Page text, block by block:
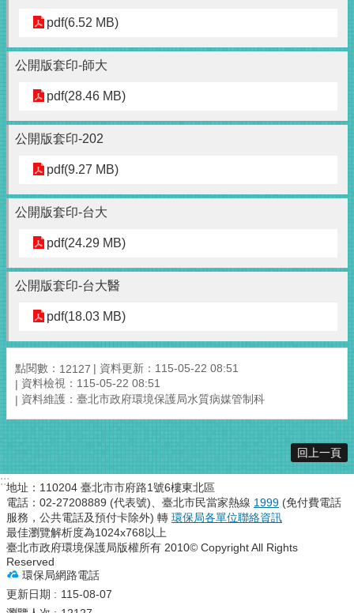
pdf(6.52 MB)
公開版套印-師大
pdf(28.46 MB)
公開版套印-202
pdf(9.27 MB)
公開版套印-台大
pdf(24.29 MB)
公開版套印-台大醫
pdf(18.03 MB)
點閱數： 12127
資料更新：115-05-22 08:51
資料檢視：115-05-22 08:51
資料維護：臺北市政府環境保護局水質病媒管制科
回上一頁
:::地址：110204 臺北市市府路1號6樓東北區
電話：02-27208889 (代表號)、臺北市民當家熱線 1999 (免付費電話
服務，公共電話及預付卡除外) 轉 環保局各單位聯絡資訊
最佳瀏覽解析度為1024x768以上
臺北市政府環境保護局版權所有 2010© Copyright All Rights
Reserved
環保局網路電話
更新日期
115-08-07